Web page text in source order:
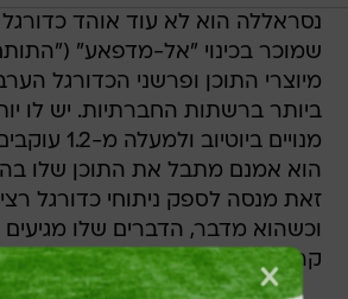
נסראללה הוא לא עוד אוהד כדורגל
שמוכר בכינוי "אל-מדפאע"
מיוצרי התוכן ופרשני הכדורגל
מנויים
הוא אמנם מתבל את התוכן שלו
זאת מנסה לספק ניתוחי כדורגל
וכשהוא מדבר, הדברים שלו
קרה עם הסרטון על העבירה של